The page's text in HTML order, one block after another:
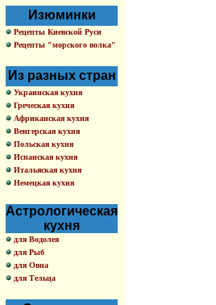
Изюминки
Рецепты Киевской Руси
Рецепты "морского волка"
Из разных стран
Украинская кухня
Греческая кухня
Африканская кухня
Венгерская кухня
Польская кухня
Испанская кухня
Итальяская кухня
Немецкая кухня
Астрологическая
кухня
для Водолея
для Рыб
для Овна
для Тельца